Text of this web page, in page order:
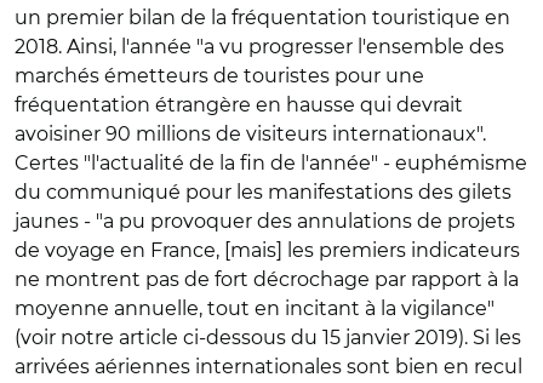
un premier bilan de la fréquentation touristique en
2018. Ainsi, l'année "a vu progresser l'ensemble des
marchés émetteurs de touristes pour une
fréquentation étrangère en hausse qui devrait
avoisiner 90 millions de visiteurs internationaux".
Certes "l'actualité de la fin de l'année" - euphémisme
du communiqué pour les manifestations des gilets
jaunes - "a pu provoquer des annulations de projets
de voyage en France, [mais] les premiers indicateurs
ne montrent pas de fort décrochage par rapport à la
moyenne annuelle, tout en incitant à la vigilance"
(voir notre article ci-dessous du 15 janvier 2019). Si les
arrivées aériennes internationales sont bien en recul